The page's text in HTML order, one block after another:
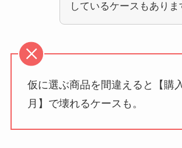
しているケースもありま
仮に選ぶ商品を間違えると【購
月】で壊れるケースも。